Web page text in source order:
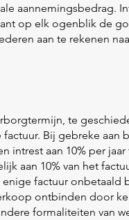
aannemingsbedrag.
op elk ogenblik de
aan te rekenen
te
Bij gebreke aan
intrest aan 10% per
aan 10% van het
factuur onbetaald
ontbinden door
formaliteiten van